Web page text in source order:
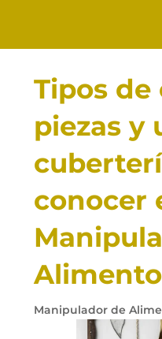
Tipos
piezas y
conocer
Manipulador de